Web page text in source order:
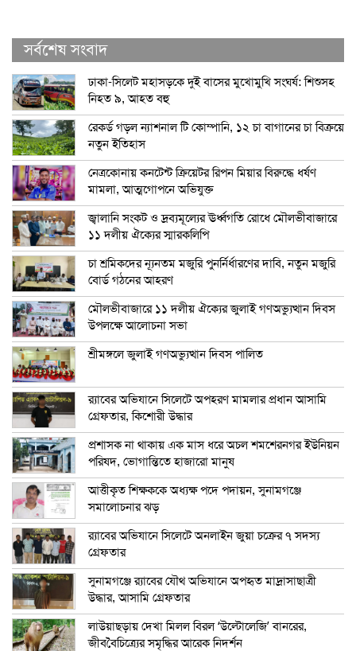
সর্বশেষ সংবাদ
ঢাকা-সিলেট মহাসড়কে দুই বাসের মুখোমুখি সংঘর্ষ: শিশুসহ
নিহত ৯, আহত বহু
রেকর্ড গড়ল ন্যাশনাল টি কোম্পানি, ১২ চা বাগানের চা বিক্রয়ে
নতুন ইতিহাস
নেত্রকোনায় কনটেন্ট ক্রিয়েটর রিপন মিয়ার বিরুদ্ধে ধর্ষণ
মামলা, আত্মগোপনে অভিযুক্ত
জ্বালানি সংকট ও দ্রব্যমূল্যের ঊর্ধ্বগতি রোধে মৌলভীবাজারে
১১ দলীয় ঐক্যের স্মারকলিপি
চা শ্রমিকদের ন্যূনতম মজুরি পুনর্নির্ধারণের দাবি, নতুন মজুরি
বোর্ড গঠনের আহরণ
মৌলভীবাজারে ১১ দলীয় ঐক্যের জুলাই গণঅভ্যুত্থান দিবস
উপলক্ষে আলোচনা সভা
শ্রীমঙ্গলে জুলাই গণঅভ্যুত্থান দিবস পালিত
র‍্যাবের অভিযানে সিলেটে অপহরণ মামলার প্রধান আসামি
গ্রেফতার, কিশোরী উদ্ধার
প্রশাসক না থাকায় এক মাস ধরে অচল শমশেরনগর ইউনিয়ন
পরিষদ, ভোগান্তিতে হাজারো মানুষ
আত্তীকৃত শিক্ষককে অধ্যক্ষ পদে পদায়ন, সুনামগঞ্জে
সমালোচনার ঝড়
র‍্যাবের অভিযানে সিলেটে অনলাইন জুয়া চক্রের ৭ সদস্য
গ্রেফতার
সুনামগঞ্জে র‍্যাবের যৌথ অভিযানে অপহৃত মাদ্রাসাছাত্রী
উদ্ধার, আসামি গ্রেফতার
লাউয়াছড়ায় দেখা মিলল বিরল ‘উল্টোলেজি’ বানরের,
জীববৈচিত্র্যের সমৃদ্ধির আরেক নিদর্শন